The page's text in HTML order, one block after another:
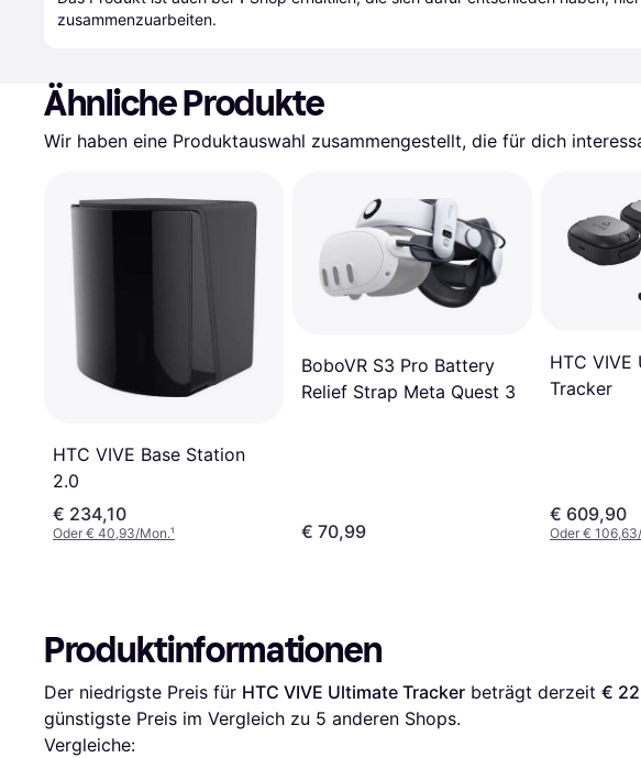
zusammenzuarbeiten.
Ähnliche Produkte
Wir haben eine Produktauswahl zusammengestellt, die für dich
HTC VIVE Base Station
2.0
€ 234,10
Oder € 40,93/Mon.¹
BoboVR S3 Pro Battery
Relief Strap Meta Quest 3
€ 70,99
HTC VIVE
Tracker
€ 609,90
Oder €
Produktinformationen
Der niedrigste Preis für HTC VIVE Ultimate Tracker beträgt derzeit €
günstigste Preis im Vergleich zu 5 anderen Shops.
Vergleiche: